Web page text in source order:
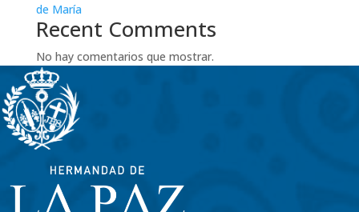
de María
Recent Comments
No hay comentarios que mostrar.